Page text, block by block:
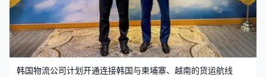
韩国物流公司计划开通连接韩国与柬埔寨、越南的货运航线